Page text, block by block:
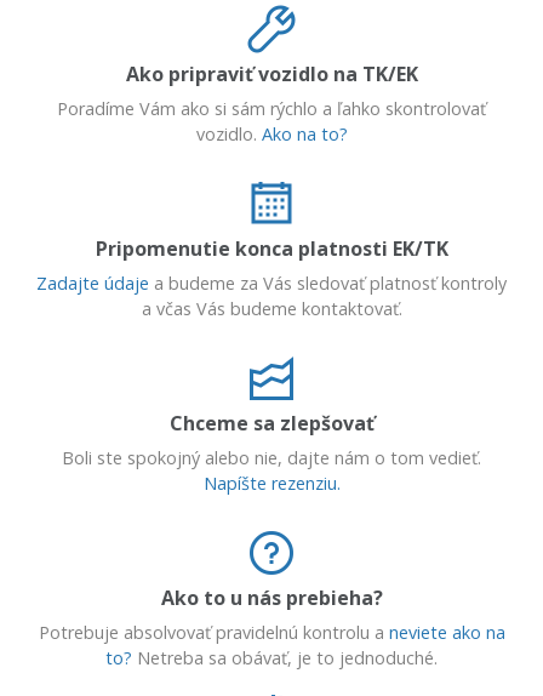
Ako pripraviť vozidlo na TK/EK
Poradíme Vám ako si sám rýchlo a ľahko skontrolovať
vozidlo. Ako na to?
Pripomenutie konca platnosti EK/TK
Zadajte údaje a budeme za Vás sledovať platnosť kontroly
a včas Vás budeme kontaktovať.
Chceme sa zlepšovať
Boli ste spokojný alebo nie, dajte nám o tom vedieť.
Napíšte rezenziu.
Ako to u nás prebieha?
Potrebuje absolvovať pravidelnú kontrolu a neviete ako na
to? Netreba sa obávať, je to jednoduché.